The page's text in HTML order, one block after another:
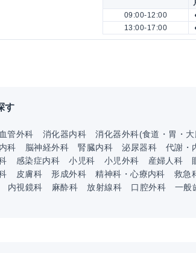
09:00-12:00
13:00-17:00
す
管外科 消化器内科 消化器外科(食道・胃・大
科 脳神経外科 腎臓内科 泌尿器科 代謝・
感染症内科 小児科 小児外科 産婦人科
皮膚科 形成外科 精神科・心療内科 救急
内視鏡科 麻酔科 放射線科 口腔外科 一般